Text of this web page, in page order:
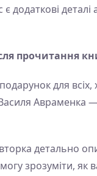
додаткові
прочитання
для всіх,
Авраменка
детально
зрозуміти, як